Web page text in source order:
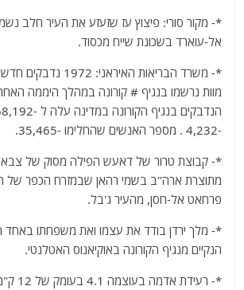
*- מקור סורי: פיצוץ עז שזעזע את העיר חלב
אל-עוארד בשכונת שייח מכסוד.
מוות נרשמו בנגיף # קורונה במהלך היממה
-4,232 . מספר האנשים שהחלימו -35,465.
*- קבוצת טרור של דאעש הפילה מסוק של צבא
מתוצרת ארה"ב בשמי רהאן שבמזרח הכפר של
פרחאט אל-חסן, מהעיר ג'בל.
*- מלך ירדן בודד את עצמו ואת משפחתו באחד
הנקיים מנגיף הקורונה באוקיאנוס האטלנטי.
*-